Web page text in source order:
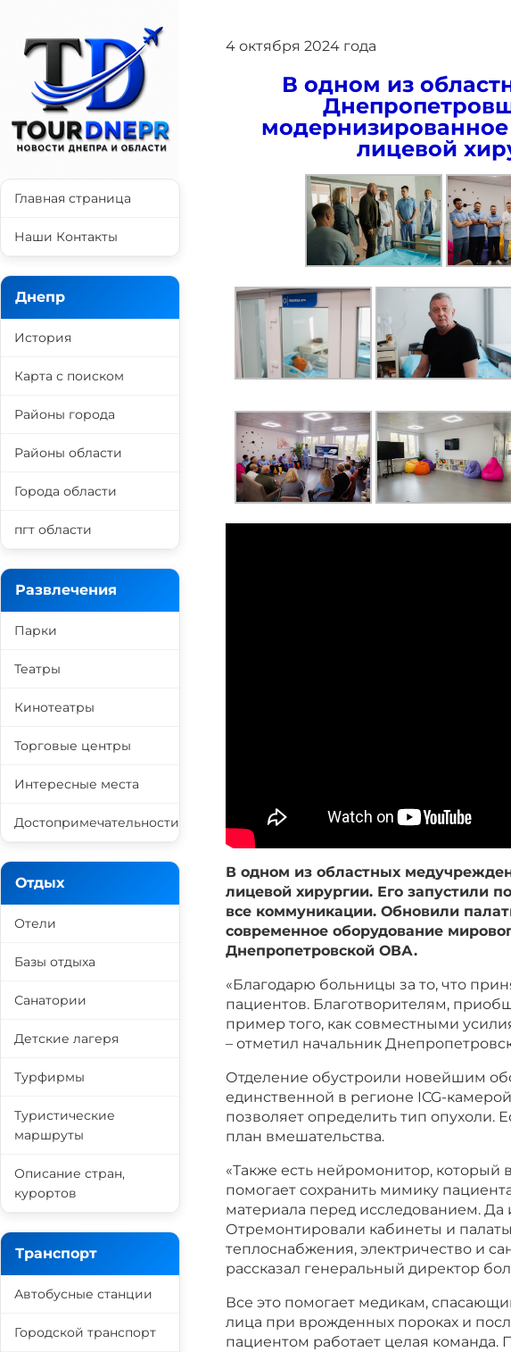
4 октября 2024 года
В одном из
лицевой
В одном из областных
лицевой хирургии. Его запустили
все коммуникации. Обновили
современное оборудование
Днепропетровской ОВА.
«Благодарю больницы за то, что
пациентов. Благотворителям,
пример того, как совместными
– отметил начальник
Отделение обустроили новейшим
единственной в регионе ICG-
позволяет определить тип опухоли.
план вмешательства.
«Также есть нейромонитор,
помогает сохранить мимику
материала перед исследованием.
Отремонтировали кабинеты и
теплоснабжения, электричество и
рассказал генеральный директор
Все это помогает медикам,
лица при врожденных пороках и
пациентом работает целая команда.
Главная страница
Наши Контакты
Днепр
История
Карта с поиском
Районы города
Районы области
Города области
пгт области
Развлечения
Парки
Театры
Кинотеатры
Торговые центры
Интересные места
Достопримечательности
Отдых
Отели
Базы отдыха
Санатории
Детские лагеря
Турфирмы
Туристические
маршруты
Описание стран,
курортов
Транспорт
Автобусные станции
Городской транспорт